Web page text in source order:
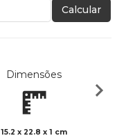
Calcular
Dimensões
15.2 x 22.8 x 1 cm